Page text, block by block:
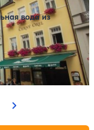
вода из
Следующая